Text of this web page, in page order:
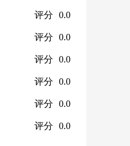
评分 0.0
评分 0.0
评分 0.0
评分 0.0
评分 0.0
评分 0.0